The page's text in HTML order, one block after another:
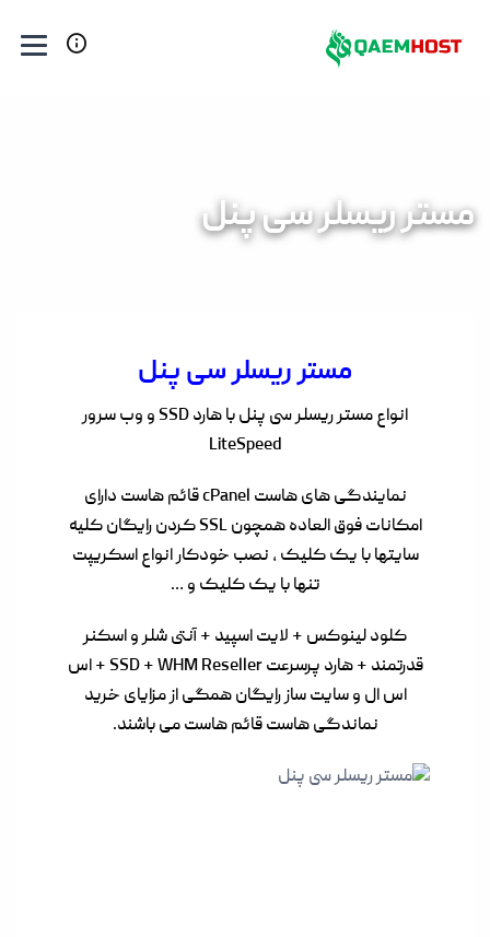
مستر ریسلر سی پنل
مستر ریسلر سی پنل
انواع مستر ریسلر سی پنل با هارد SSD و وب سرور
LiteSpeed
نمایندگی های هاست cPanel قائم هاست دارای
امکانات فوق العاده همچون SSL کردن رایگان کلیه
سایتها با یک کلیک , نصب خودکار انواع اسکریپت
تنها با یک کلیک و …
کلود لینوکس + لایت اسپید + آنتی شلر و اسکنر
قدرتمند + هارد پرسرعت SSD + WHM Reseller + اس
اس ال و سایت ساز رایگان همگی از مزایای خرید
نماندگی هاست قائم هاست می باشند.